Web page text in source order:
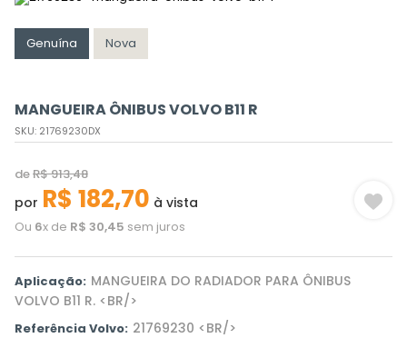
Genuína Nova
MANGUEIRA ÔNIBUS VOLVO B11 R
SKU: 21769230DX
deR$913,48
por R$ 182,70 à vista
Ou 6x de R$ 30,45 sem juros
Aplicação: MANGUEIRA DO RADIADOR PARA ÔNIBUS
VOLVO B11 R. <BR/>
Referência Volvo: 21769230 <BR/>